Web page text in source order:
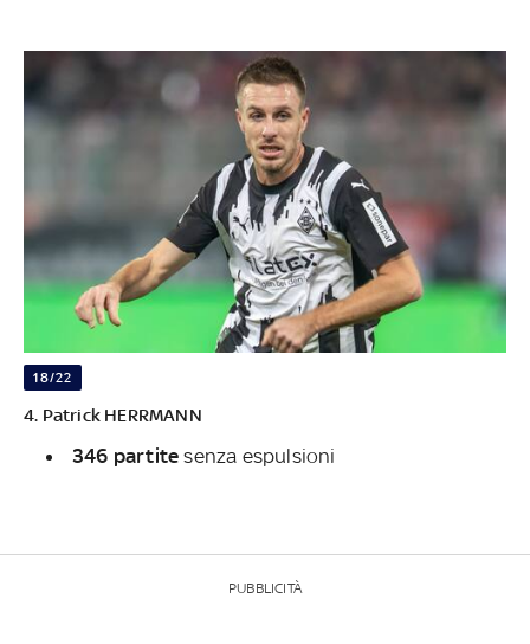
18/22
4. Patrick HERRMANN
346 partitesenza espulsioni
PUBBLICITÀ